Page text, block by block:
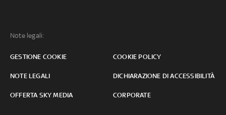
Note legali:
GESTIONE COOKIE COOKIE POLICY
NOTE LEGALI DICHIARAZIONE DI ACCESSIBILITÀ
OFFERTA SKY MEDIA CORPORATE